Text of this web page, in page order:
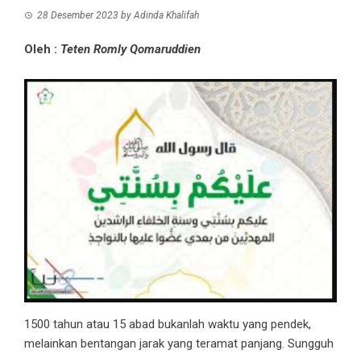
28 Desember 2023 byAdinda Khalifah
Oleh : Teten Romly Qomaruddien
1500 tahun atau 15 abad bukanlah waktu yang pendek,
melainkan bentangan jarak yang teramat panjang. Sungguh